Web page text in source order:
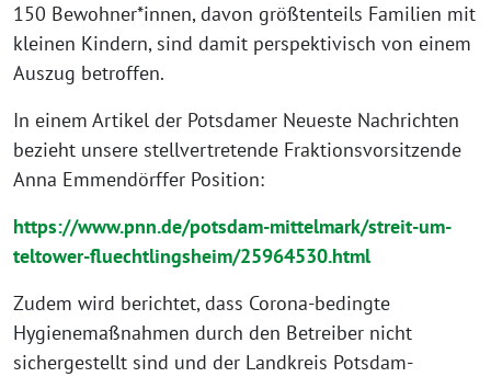
150 Bewohner*innen, davon größtenteils Familien mit
kleinen Kindern, sind damit perspektivisch von einem
Auszug betroffen.
In einem Artikel der Potsdamer Neueste Nachrichten
bezieht unsere stellvertretende Fraktionsvorsitzende
Anna Emmendörffer Position:
https://www.pnn.de/potsdam-mittelmark/streit-um-
teltower-fluechtlingsheim/25964530.html
Zudem wird berichtet, dass Corona-bedingte
Hygienemaßnahmen durch den Betreiber nicht
sichergestellt sind und der Landkreis Potsdam-